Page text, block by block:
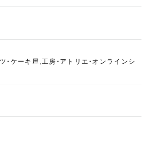
・ケーキ屋,工房・アトリエ・オンラインシ